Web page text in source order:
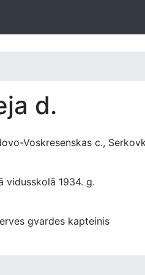
d.
Voskresenskas c.,
vidusskolā 1934. g.
gvardes kapteinis